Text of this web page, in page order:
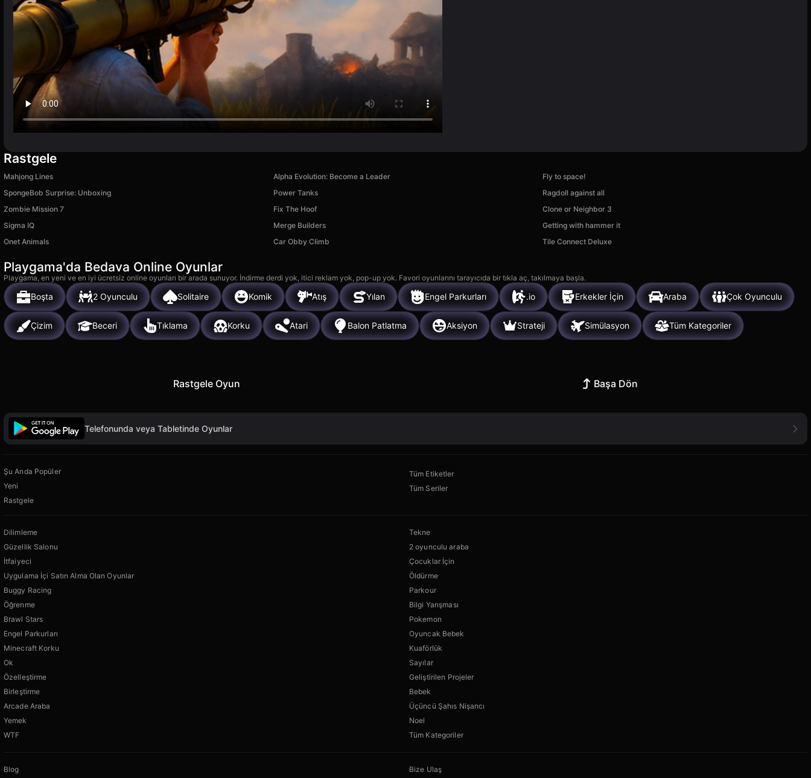
Rastgele
Mahjong Lines Alpha Evolution: Become a Leader
Fly to space!
SpongeBob Surprise: Unboxing
Power Tanks
Ragdoll against all
Zombie Mission 7
Fix The Hoof
Clone or Neighbor 3
Sigma IQ
Merge Builders
Getting with hammer it
Onet Animals
Car Obby Climb Tile Connect Deluxe
Playgama'da Bedava Online Oyunlar
Playgama, en yeni ve en iyi ücretsiz online oyunları bir arada sunuyor. İndirme derdi yok, itici reklam yok, pop-up yok. Favori oyunlarını tarayıcıda bir tıkla aç, takılmaya başla.
Boşta 2 Oyunculu Solitaire Komik Atış Yılan Engel Parkurları .io Erkekler İçin Araba Çok Oyunculu
Çizim Beceri Tıklama Korku Atari Balon Patlatma Aksiyon Strateji Simülasyon Tüm Kategoriler
Rastgele Oyun Başa Dön
Telefonunda veya Tabletinde Oyunlar
Şu Anda Popüler
Yeni
Rastgele
Tüm Etiketler
Tüm Seriler
Dilimleme
Güzellik Salonu
İtfaiyeci
Uygulama İçi Satın Alma Olan Oyunlar
Buggy Racing
Öğrenme
Brawl Stars
Engel Parkurları
Minecraft Korku
Ok
Özelleştirme
Birleştirme
Arcade Araba
Yemek
WTF
Tekne
2 oyunculu araba
Çocuklar İçin
Öldürme
Parkour
Bilgi Yarışması
Pokemon
Oyuncak Bebek
Kuaförlük
Sayılar
Geliştirilen Projeler
Bebek
Üçüncü Şahıs Nişancı
Noel
Tüm Kategoriler
Blog Bize Ulaş